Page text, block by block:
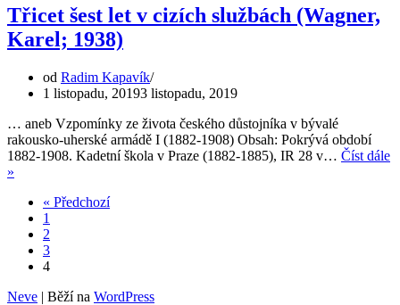
plukem
na
Třicet šest let v cizích službách (Wagner,
Karel; 1938)
od Radim Kapavík
1 listopadu, 20193 listopadu, 2019
… aneb Vzpomínky ze života českého důstojníka v bývalé
rakousko-uherské armádě I (1882-1908) Obsah: Pokrývá období
1882-1908. Kadetní škola v Praze (1882-1885), IR 28 v… Číst dále
»
cizích
službách
(Wagner,
1938)
« Předchozí
1
2
3
4
Neve | Běží na WordPress